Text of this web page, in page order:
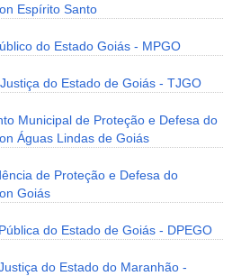
Espírito Santo
do Estado Goiás - MPGO
do Estado de Goiás - TJGO
Municipal de Proteção e Defesa do
Águas Lindas de Goiás
de Proteção e Defesa do
Goiás
do Estado de Goiás - DPEGO
do Estado do Maranhão -